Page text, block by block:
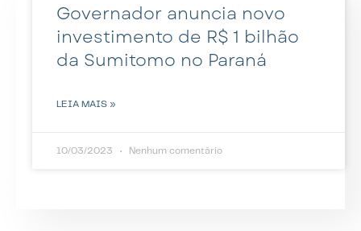
Governador anuncia novo
investimento de R$ 1 bilhão
da Sumitomo no Paraná
LEIA MAIS »
10/03/2023 Nenhum comentário